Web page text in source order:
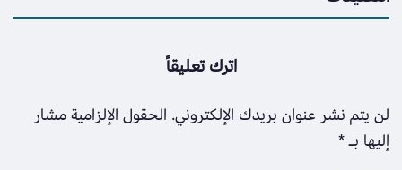
اترك تعليقاً
لن يتم نشر عنوان بريدك الإلكتروني. الحقول الإلزامية مشار
إليها بـ*